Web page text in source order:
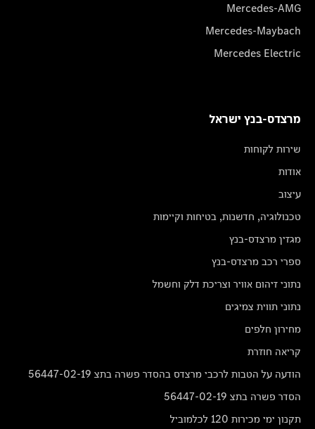
Mercedes-AMG
Mercedes-Maybach
Mercedes Electric
מרצדס-בנץ ישראל
שירות לקוחות
אודות
עיצוב
טכנולוגיה, חדשנות, בטיחות וקיימות
מגזין מרצדס-בנץ
ספרי רכב מרצדס-בנץ
נתוני זיהום אוויר וצריכת דלק וחשמל
נתוני תווית צמיגים
מחירון חלפים
קריאה חוזרת
הודעה על הטבות לרכבי מרצדס בהסדר פשרה בתצ 56447-02-19
הסדר פשרה בתצ 56447-02-19
תקנון ימי מכירות 120 לכלמוביל